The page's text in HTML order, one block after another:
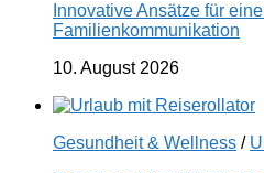
Innovative Ansätze für
Familienkommunikation
10. August 2026
Gesundheit & Wellness /